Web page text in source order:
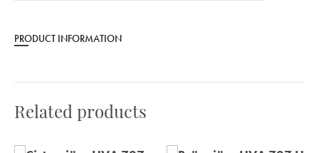
PRODUCT INFORMATION
Related products